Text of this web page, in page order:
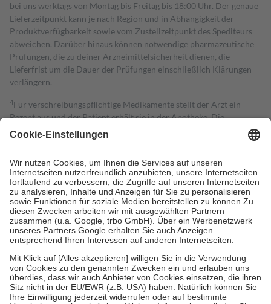
bei uns werktags von Montag bis Freitag bis 18:00 Uhr. Der genaue
Lieferzeitpunkt kann je nach Region und in Abhängigkeit der
Produktverfügbarkeit sowie vom Zustellzeitpunkt des Spediteurs
abweichen. Darüber hinaus können notwendige pharmazeutische
Prüfungen, die zu deiner Arzneimittelsicherheit dienen, die
Lieferfrist um die Dauer der Prüfungen einschließlich Klärungen
verlängern.
4Für verschreibungspflichtige Medikamente stellt der Arzt ein
Rezept aus und der Patient erhält sie in der Apotheke. Die
gesetzliche Krankenversicherung übernimmt in der Regel die
Kosten dafür, der Versicherte trägt einen Teil davon als Zuzahlung
Grundsätzlich leisten Mitglieder Zuzahlungen in Höhe von zehn
Prozent des Abgabepreises,mindestens jedochfünf Euround
höchstens zehn Euro.Es sind jedoch nie mehr als die tatsächlichen
Kosten der Leistung zu entrichten.
Diese Regeln gelten grundsätzlich auch für Online-Apotheken.
Bei Heilmitteln und häuslicher Krankenpflege beträgt die
Zuzahlung zehn Prozent der Kosten sowie zehn Euro je
Verordnung.
Um das Engagement der Versicherten für ihre eigene Gesundheit zu
stärken und die besondere Stellung der Familie zu unterstützen,
fallenkeine Zuzahlungenan bei: